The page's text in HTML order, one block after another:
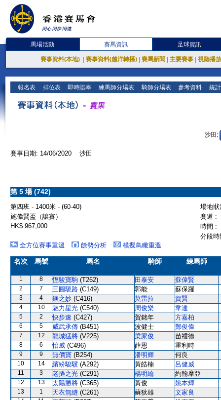
馬場活動 賽馬資訊 足球資訊
賽事資料(本地) 賽事資料(越洋轉播) 賽馬新聞 主要賽事 視聽播
報名表 排位表 即時賠率 練馬師分場表 騎師分場表 參考資料 統
沙田:
賽事日期: 14/06/2020 沙田
第 5 場 (742)
第四班 - 1400米 - (60-40)
場地
施偉賢盃（讓賽）
賽道 :
HK$ 967,000
時間 :
分段
全方位賽事重溫
餘勢分析 模擬鳥瞰重溫
名次 馬號 馬名 騎師 練馬師
1 8 恆駿寶駒 (T262) 田泰安 蘇偉賢
2 7 三圓䮭路 (C149) 郭能 蘇保羅
3 4 鎂之妙 (C416) 莫雷拉 賀賢
4 10 魅力星光 (C540) 周俊樂 韋達
5 2 快步速 (C427) 賀銘年 方嘉柏
6 5 威武承傳 (B451) 波健士 鄭俊偉
7 12 龍城猛將 (V225) 梁家俊 苗禮德
8 6 怡威 (C496) 薛恩 霍利時
9 9 無價寶 (B254) 潘明輝 何良
10 14 繽紛駿驥 (A292) 黃皓楠 呂健威
11 3 老撾之光 (C291) 楊明綸 約翰摩亞
12 13 太陽勝將 (C365) 黃俊 姚本輝
13 1 天衣無縫 (C261) 蘇狄雄 文家良